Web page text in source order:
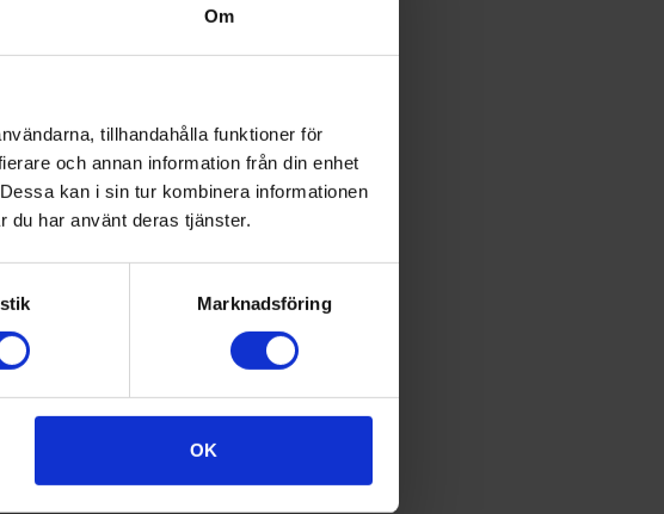
Om
tillhandahålla funktioner för
och annan information från din enhet
kan i sin tur kombinera informationen
du har använt deras tjänster.
Marknadsföring
OK
vårdenhetsfarmaceuter. CAST är
Rollerna tillsattes
fanns många farhågor med de
resultat: ”roligt med nya
av arbetssätt”.
har man idag det nya
där rollspel övas.
på utbildningen och visa